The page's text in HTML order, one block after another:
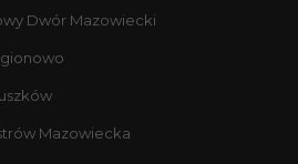
Dwór Mazowiecki
Mazowiecka